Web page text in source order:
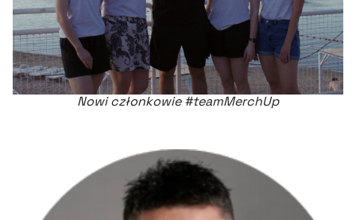
Nowi członkowie #teamMerchUp